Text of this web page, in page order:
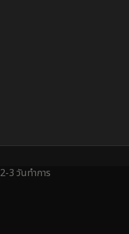
2-3 วันทำการ